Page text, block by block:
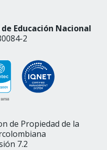
Educación Nacional
2
de Propiedad de la
7.2